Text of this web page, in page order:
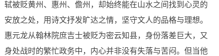
轼被贬黄州、惠州、儋州，却始终能在山水之间找到心灵的
安放之处，用诗文抒发旷达之情，坚守文人的品格与理想。
惠元龙从翰林院庶吉士被贬为密云知县，身份落差巨大，又
身处战时的繁忙政务中，内心并非没有失落与苦闷。但当他